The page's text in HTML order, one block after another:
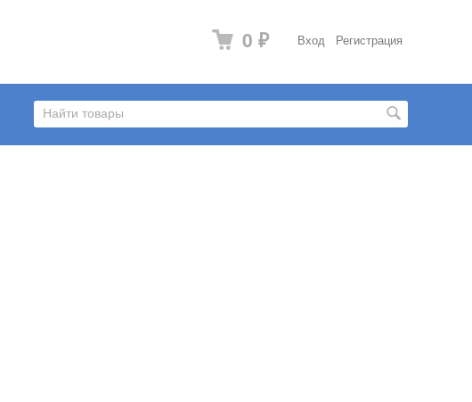
Вход Регистрация
0 ₽